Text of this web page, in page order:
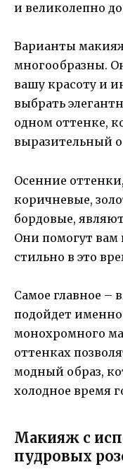
и великолепно
Варианты
многообразны.
вашу красоту и
выбрать
одном оттенке,
выразительный
Осенние
коричневые,
бордовые,
Они помогут вам
стильно в это
Самое главное –
подойдет
монохромного
оттенках
модный образ,
холодное время
Макияж с
пудровых